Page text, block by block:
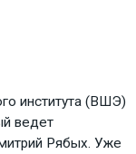
института (ВШЭ)
ведет
Рябых. Уже